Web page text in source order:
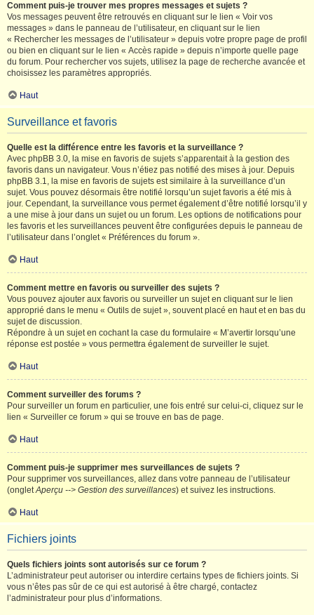
Comment puis-je trouver mes propres messages et sujets ?
Vos messages peuvent être retrouvés en cliquant sur le lien « Voir vos
messages » dans le panneau de l’utilisateur, en cliquant sur le lien
« Rechercher les messages de l’utilisateur » depuis votre propre page de profil
ou bien en cliquant sur le lien « Accès rapide » depuis n’importe quelle page
du forum. Pour rechercher vos sujets, utilisez la page de recherche avancée et
choisissez les paramètres appropriés.
Haut
Surveillance et favoris
Quelle est la différence entre les favoris et la surveillance ?
Avec phpBB 3.0, la mise en favoris de sujets s’apparentait à la gestion des
favoris dans un navigateur. Vous n’étiez pas notifié des mises à jour. Depuis
phpBB 3.1, la mise en favoris de sujets est similaire à la surveillance d’un
sujet. Vous pouvez désormais être notifié lorsqu’un sujet favoris a été mis à
jour. Cependant, la surveillance vous permet également d’être notifié lorsqu’il y
a une mise à jour dans un sujet ou un forum. Les options de notifications pour
les favoris et les surveillances peuvent être configurées depuis le panneau de
l’utilisateur dans l’onglet « Préférences du forum ».
Haut
Comment mettre en favoris ou surveiller des sujets ?
Vous pouvez ajouter aux favoris ou surveiller un sujet en cliquant sur le lien
approprié dans le menu « Outils de sujet », souvent placé en haut et en bas du
sujet de discussion.
Répondre à un sujet en cochant la case du formulaire « M’avertir lorsqu’une
réponse est postée » vous permettra également de surveiller le sujet.
Haut
Comment surveiller des forums ?
Pour surveiller un forum en particulier, une fois entré sur celui-ci, cliquez sur le
lien « Surveiller ce forum » qui se trouve en bas de page.
Haut
Comment puis-je supprimer mes surveillances de sujets ?
Pour supprimer vos surveillances, allez dans votre panneau de l’utilisateur
(ongletAperçu --> Gestion des surveillances) et suivez les instructions.
Haut
Fichiers joints
Quels fichiers joints sont autorisés sur ce forum ?
L’administrateur peut autoriser ou interdire certains types de fichiers joints. Si
vous n’êtes pas sûr de ce qui est autorisé à être chargé, contactez
l’administrateur pour plus d’informations.